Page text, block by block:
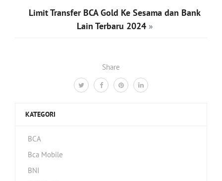
Share
Limit Transfer BCA Gold Ke Sesama dan Bank
Lain Terbaru 2024»
KATEGORI
BCA
Bca Mobile
BNI